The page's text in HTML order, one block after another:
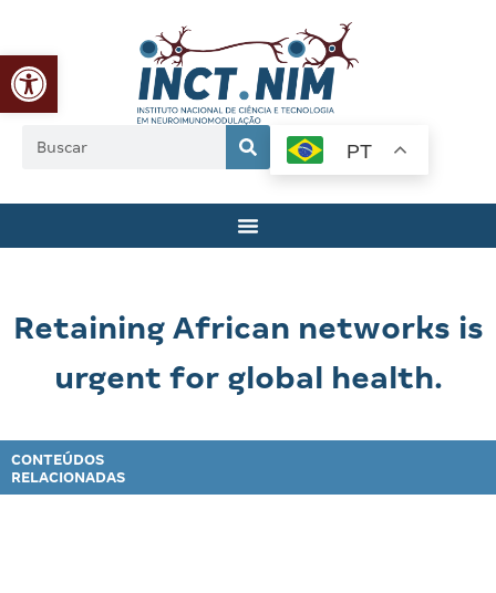
Abrir a barra de ferramentas
PT
Retaining African networks is
urgent for global health.
CONTEÚDOS
RELACIONADAS